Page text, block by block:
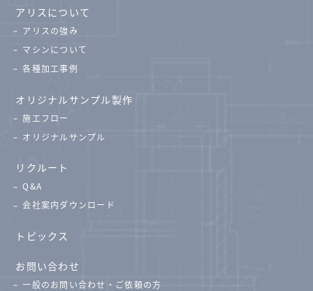
アリスについて
アリスの強み
マシンについて
各種加工事例
オリジナルサンプル製作
施工フロー
オリジナルサンプル
リクルート
Q&A
会社案内ダウンロード
トピックス
お問い合わせ
一般のお問い合わせ・ご依頼の方